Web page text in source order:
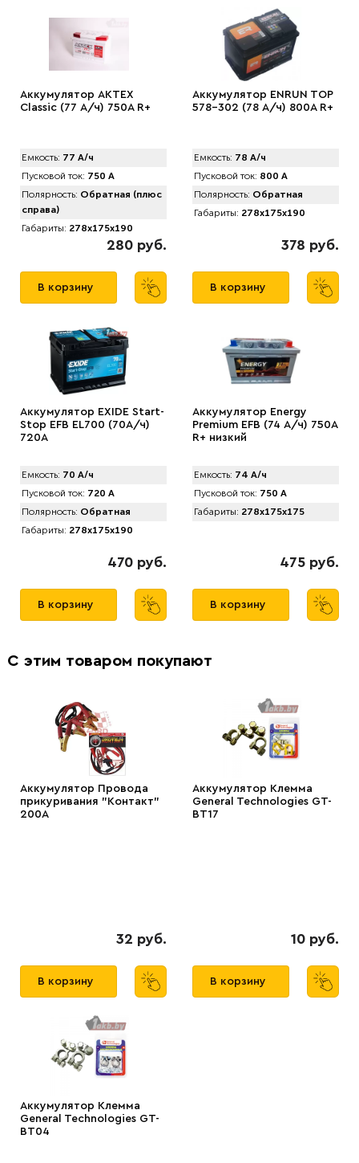
Аккумулятор АКТЕХ
Classic (77 А/ч) 750A R+
Емкость: 77 А/ч
Пусковой ток: 750 А
Полярность: Обратная (плюс
справа)
Габариты: 278x175x190
280 руб.
В корзину
Аккумулятор ENRUN TOP
578-302 (78 А/ч) 800A R+
Емкость: 78 А/ч
Пусковой ток: 800 А
Полярность: Обратная
Габариты: 278x175x190
378 руб.
В корзину
Аккумулятор EXIDE Start-
Stop EFB EL700 (70А/ч)
720A
Емкость: 70 А/ч
Пусковой ток: 720 А
Полярность: Обратная
Габариты: 278x175x190
470 руб.
В корзину
Аккумулятор Energy
Premium EFB (74 А/ч) 750A
R+ низкий
Емкость: 74 А/ч
Пусковой ток: 750 А
Габариты: 278x175x175
475 руб.
В корзину
С этим товаром покупают
Аккумулятор Провода
прикуривания "Контакт"
200А
32 руб.
В корзину
Аккумулятор Клемма
General Technologies GT-
BT17
10 руб.
В корзину
Аккумулятор Клемма
General Technologies GT-
BT04